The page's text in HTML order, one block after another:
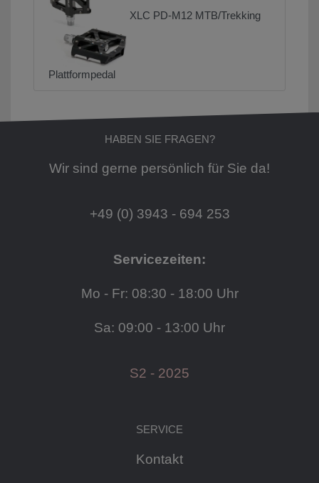
XLC PD-M12 MTB/Trekking
Plattformpedal
HABEN SIE FRAGEN?
Wir sind gerne persönlich für Sie da!
+49 (0) 3943 - 694 253
Servicezeiten:
Mo - Fr: 08:30 - 18:00 Uhr
Sa: 09:00 - 13:00 Uhr
S2 - 2025
SERVICE
Kontakt